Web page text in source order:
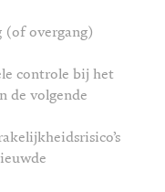
(of overgang)
controle bij het
de volgende